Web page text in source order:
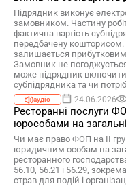
Підрядник виконує
замовником. Частину
фактична вартість
передбачену кошторисом.
залишається прибутковим
Замовник не
може підрядник включити
субпідрядника та чи
аудіо 24.06.2026
Ресторанні послуги
юрособами на
Чи має право ФОП на ІІ
юридичним особам на
ресторанного
56.10, 56.21 і 56.29,
страв для подій і